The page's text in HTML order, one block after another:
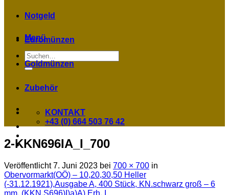
Menü
Suchen
nach:
Notgeld
Euromünzen
Goldmünzen
Zubehör
KONTAKT
+43 (0) 664 503 76 42
2-KKN696IA_I_700
Veröffentlicht7. Juni 2023 bei 700 × 700 in
Obervormarkt(OÖ) – 10,20,30,50 Heller
(-31.12.1921),Ausgabe A, 400 Stück, KN.schwarz groß – 6
mm, (KKN.S696)I)a)A) Erh. I